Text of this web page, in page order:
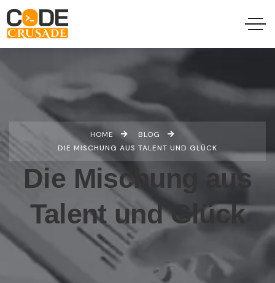
HOME
BLOG
DIE MISCHUNG AUS TALENT UND GLÜCK
Die Mischung aus
Talent und Glück